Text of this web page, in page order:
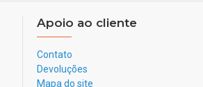
Apoio ao cliente
Contato
Devoluções
Mapa do site